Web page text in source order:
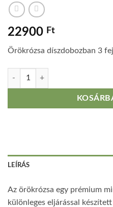
22900 Ft
Örökrózsa díszdobozban 3
Örökrózsa dobozban(3 fej)
LEÍRÁS
Az örökrózsa egy prémium
különleges eljárással